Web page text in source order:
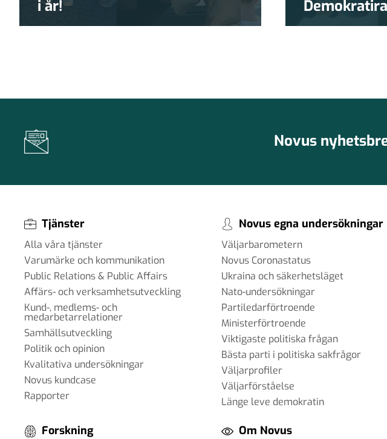
i år!
Novus
Tjänster
Alla våra tjänster
Varumärke och kommunikation
Public Relations & Public Affairs
Affärs- och verksamhetsutveckling
Kund-, medlems- och
medarbetarrelationer
Samhällsutveckling
Politik och opinion
Kvalitativa undersökningar
Novus kundcase
Rapporter
Novus egna undersökningar
Väljarbarometern
Novus Coronastatus
Ukraina och säkerhetsläget
Nato-undersökningar
Partiledarförtroende
Ministerförtroende
Viktigaste politiska frågan
Bästa parti i politiska sakfrågor
Väljarprofiler
Väljarförståelse
Länge leve demokratin
Forskning Om Novus